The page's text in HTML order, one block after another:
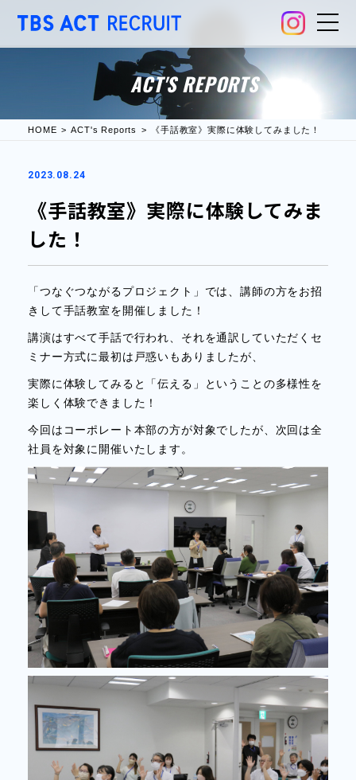
ACT'S REPORTS
HOME ACT's Reports 《手話教室》実際に体験してみました！
2023.08.24
《手話教室》実際に体験してみま
した！
「つなぐつながるプロジェクト」では、講師の方をお招
きして手話教室を開催しました！
講演はすべて手話で行われ、それを通訳していただくセ
ミナー方式に最初は戸惑いもありましたが、
実際に体験してみると「伝える」ということの多様性を
楽しく体験できました！
今回はコーポレート本部の方が対象でしたが、次回は全
社員を対象に開催いたします。